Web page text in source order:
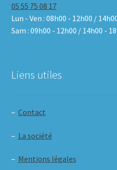
05 55 75 08 17
Lun - Ven : 08h00 - 12h00 /
Sam : 09h00 - 12h00 / 14h00 -
Liens utiles
– Contact
– La société
– Mentions légales